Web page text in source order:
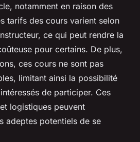
notamment en raison des
tarifs des cours varient selon
ce qui peut rendre la
pour certains. De plus,
ces cours ne sont pas
limitant ainsi la possibilité
de participer. Ces
logistiques peuvent
adeptes potentiels de se